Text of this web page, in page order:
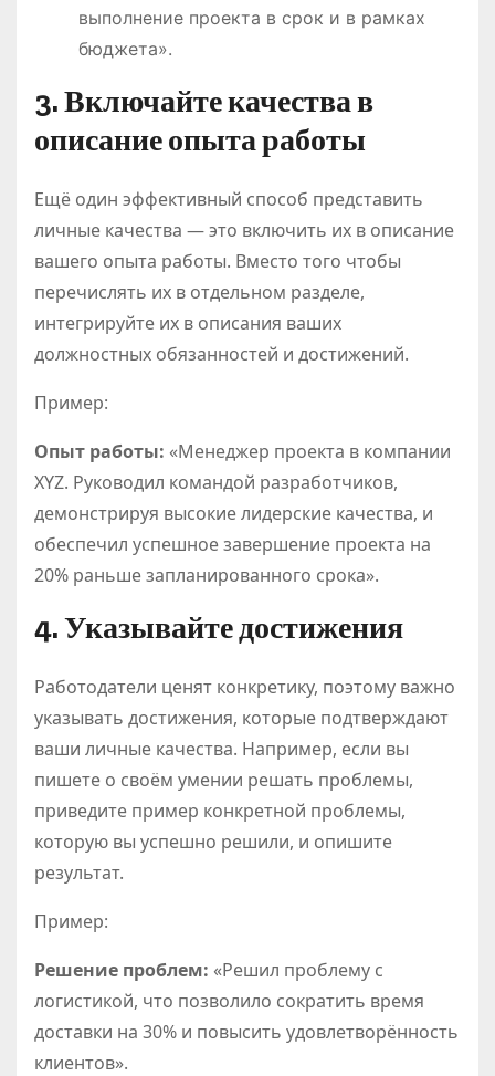
выполнение проекта в срок и в рамках
бюджета».
3. Включайте качества в
описание опыта работы
Ещё один эффективный способ представить
личные качества — это включить их в описание
вашего опыта работы. Вместо того чтобы
перечислять их в отдельном разделе,
интегрируйте их в описания ваших
должностных обязанностей и достижений.
Пример:
Опыт работы: «Менеджер проекта в компании
XYZ. Руководил командой разработчиков,
демонстрируя высокие лидерские качества, и
обеспечил успешное завершение проекта на
20% раньше запланированного срока».
4. Указывайте достижения
Работодатели ценят конкретику, поэтому важно
указывать достижения, которые подтверждают
ваши личные качества. Например, если вы
пишете о своём умении решать проблемы,
приведите пример конкретной проблемы,
которую вы успешно решили, и опишите
результат.
Пример:
Решение проблем: «Решил проблему с
логистикой, что позволило сократить время
доставки на 30% и повысить удовлетворённость
клиентов».